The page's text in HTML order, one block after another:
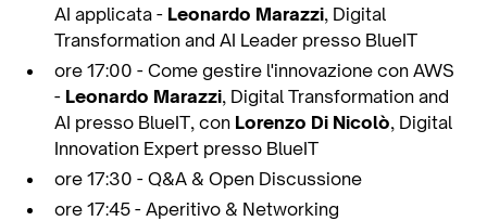
AI applicata - Leonardo Marazzi, Digital
Transformation and AI Leader presso BlueIT
ore 17:00 - Come gestire l'innovazione con AWS
- Leonardo Marazzi, Digital Transformation and
AI presso BlueIT, con Lorenzo Di Nicolò, Digital
Innovation Expert presso BlueIT
ore 17:30 - Q&A & Open Discussione
ore 17:45 - Aperitivo & Networking